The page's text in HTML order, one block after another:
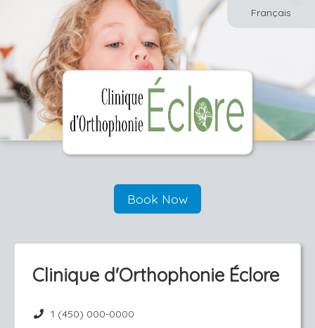
Français
Book Now
Clinique d'Orthophonie Éclore
1 (450) 000-0000